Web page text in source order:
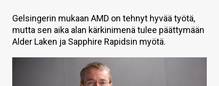
TIETOA
HINTA.FI
Gelsingerin mukaan AMD on tehnyt hyvää työtä,
mutta sen aika alan kärkinimenä tulee päättymään
Alder Laken ja Sapphire Rapidsin myötä.